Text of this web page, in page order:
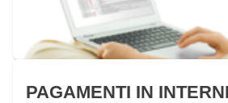
PAGAMENTI IN